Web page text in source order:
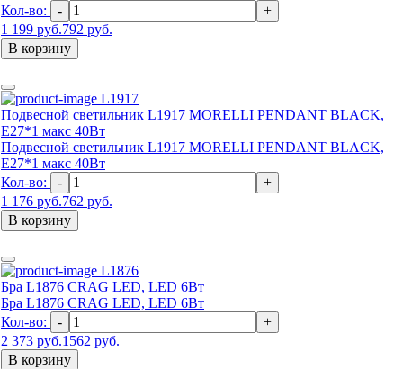
Кол-во: -
+
1 199 руб.792 руб.
В корзину
L1917
Подвесной светильник L1917 MORELLI PENDANT BLACK,
E27*1 макс 40Вт
Подвесной светильник L1917 MORELLI PENDANT BLACK,
E27*1 макс 40Вт
Кол-во:
-
+
1 176 руб.762 руб.
В корзину
L1876
Бра L1876 CRAG LED, LED 6Вт
Бра L1876 CRAG LED, LED 6Вт
Кол-во:
-
+
2 373 руб.1562 руб.
В корзину